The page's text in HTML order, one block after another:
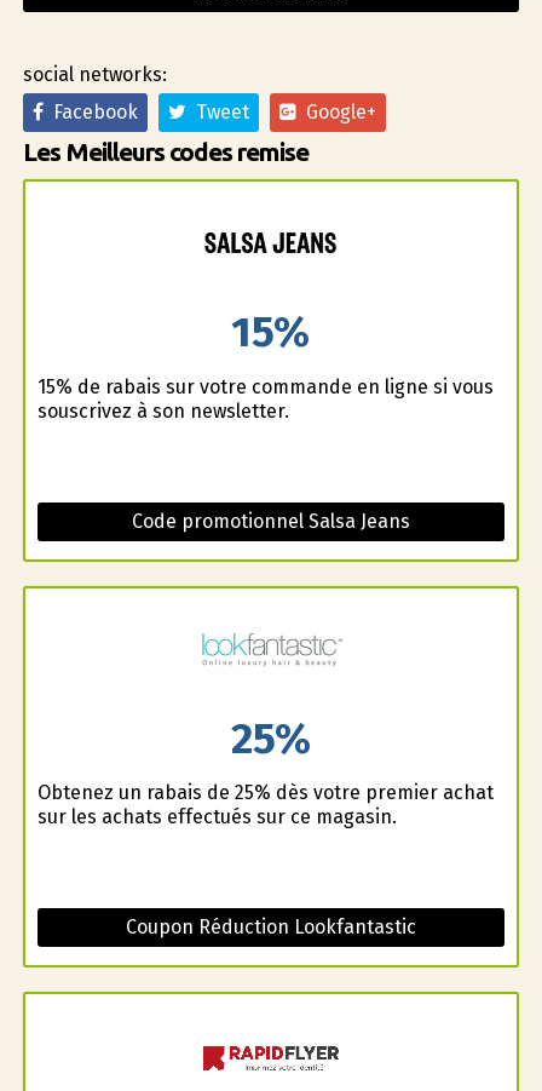
social networks:
Facebook
Tweet Google+
Les Meilleurs codes remise
15%
15% de rabais sur votre commande en ligne si vous
souscrivez à son newsletter.
Code promotionnel Salsa Jeans
25%
Obtenez un rabais de 25% dès votre premier achat
sur les achats effectués sur ce magasin.
Coupon Réduction Lookfantastic